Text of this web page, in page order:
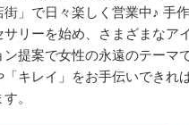
街」で日々楽しく営業中♪ 手
サリーを始め、さまざまなア
ン提案で女性の永遠のテーマ
「キレイ」をお手伝いできれ
。